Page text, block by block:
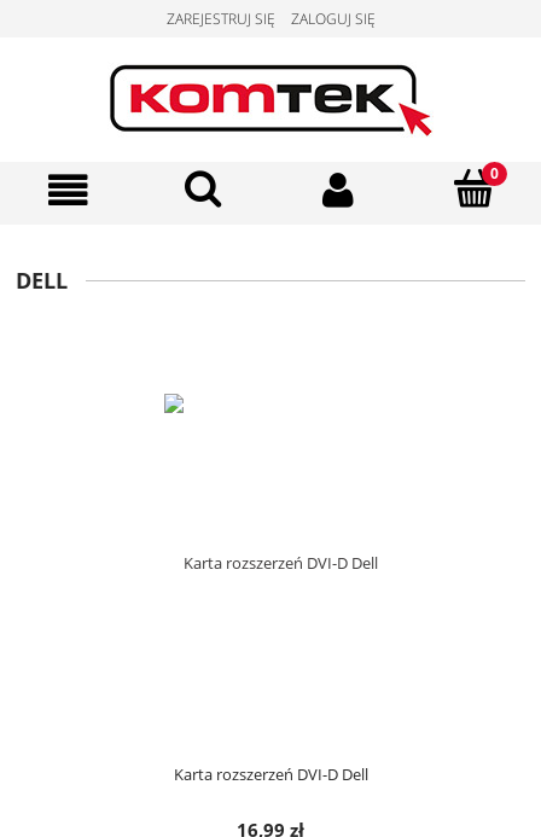
ZAREJESTRUJ SIĘ ZALOGUJ SIĘ
DELL
Karta rozszerzeń DVI-D Dell
16,99 zł